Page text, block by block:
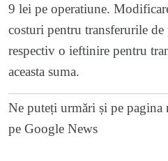
9 lei pe operatiune.
costuri pentru transferurile
respectiv o ieftinire pentru
aceasta suma.
Ne puteți urmări și pe pagina
pe Google News